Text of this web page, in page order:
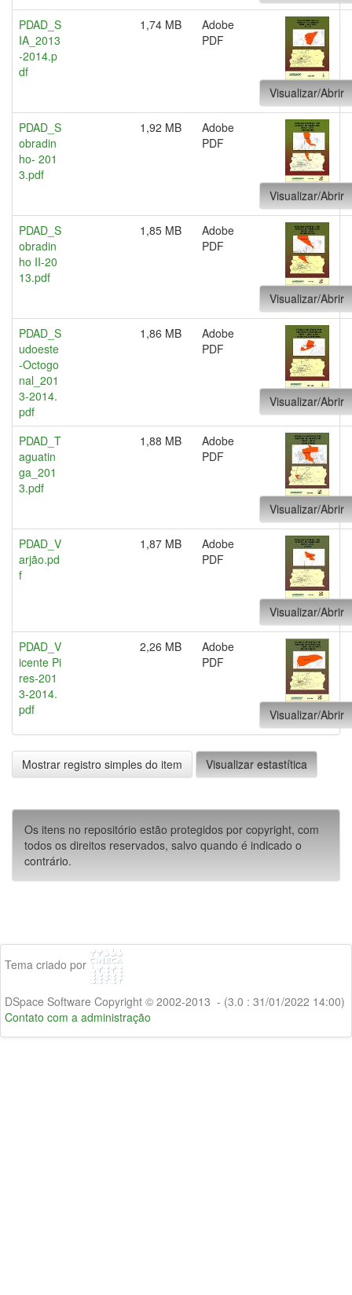
PDAD_S
IA_2013
-2014.p
df
1,74 MB
Adobe
PDF
Visualizar/Abrir
PDAD_S
obradin
ho- 201
3.pdf
1,92 MB
Adobe
PDF
Visualizar/Abrir
PDAD_S
obradin
ho II-20
13.pdf
1,85 MB
Adobe
PDF
Visualizar/Abrir
PDAD_S
udoeste
-Octogo
nal_201
3-2014.
pdf
1,86 MB
Adobe
PDF
Visualizar/Abrir
PDAD_T
aguatin
ga_201
3.pdf
1,88 MB
Adobe
PDF
Visualizar/Abrir
PDAD_V
arjão.pd
f
1,87 MB
Adobe
PDF
Visualizar/Abrir
PDAD_V
icente Pi
res-201
3-2014.
pdf
2,26 MB
Adobe
PDF
Visualizar/Abrir
Mostrar registro simples do item Visualizar estastítica
Os itens no repositório estão protegidos por copyright, com
todos os direitos reservados, salvo quando é indicado o
contrário.
Tema criado por
DSpace Software Copyright © 2002-2013 - (3.0 : 31/01/2022 14:00)
Contato com a administração